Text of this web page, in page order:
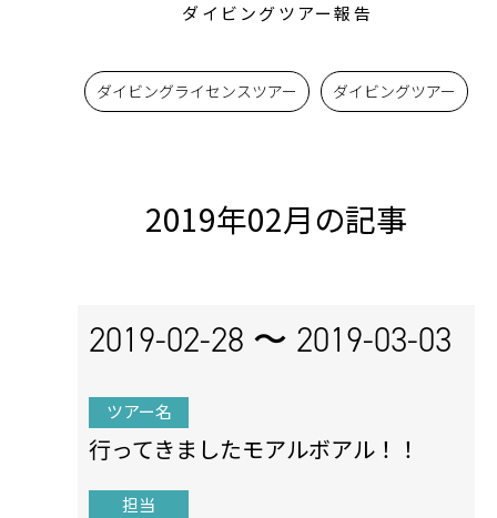
ダイビングツアー報告
ダイビングライセンスツアー ダイビングツアー
2019年02月の記事
2019-02-28 〜 2019-03-03
ツアー名
行ってきましたモアルボアル！！
担当